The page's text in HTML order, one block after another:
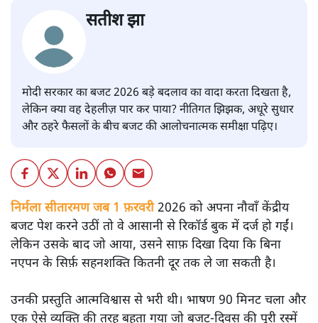
सतीश झा
मोदी सरकार का बजट 2026 बड़े बदलाव का वादा करता दिखता है,
लेकिन क्या वह देहलीज़ पार कर पाया? नीतिगत झिझक, अधूरे सुधार
और ठहरे फैसलों के बीच बजट की आलोचनात्मक समीक्षा पढ़िए।
निर्मला सीतारमण जब 1 फ़रवरी2026 को अपना नौवाँ केंद्रीय
बजट पेश करने उठीं तो वे आसानी से रिकॉर्ड बुक में दर्ज हो गईं।
लेकिन उसके बाद जो आया, उसने साफ़ दिखा दिया कि बिना
नएपन के सिर्फ़ सहनशक्ति कितनी दूर तक ले जा सकती है।
उनकी प्रस्तुति आत्मविश्वास से भरी थी। भाषण 90 मिनट चला और
एक ऐसे व्यक्ति की तरह बहता गया जो बजट‑दिवस की पूरी रस्में